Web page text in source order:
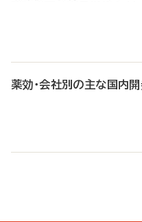
薬効・会社別の主な国内